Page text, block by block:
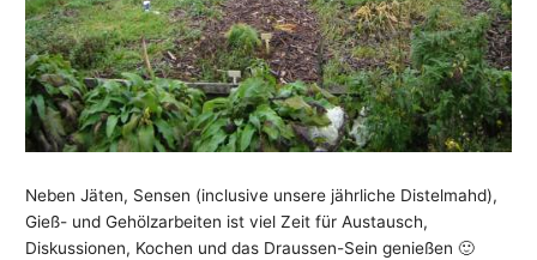
Neben Jäten, Sensen (inclusive unsere jährliche Distelmahd),
Gieß- und Gehölzarbeiten ist viel Zeit für Austausch,
Diskussionen, Kochen und das Draussen-Sein genießen 🙂